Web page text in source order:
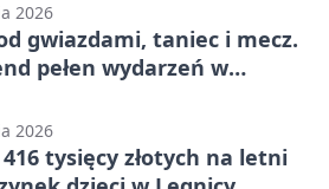
2026
gwiazdami, taniec i mecz.
pełen wydarzeń w
2026
tysięcy złotych na letni